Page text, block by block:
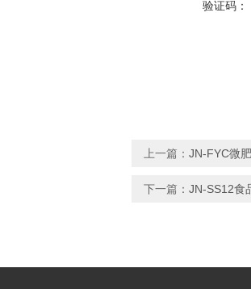
验证码：
上一篇： JN-FYC微
下一篇： JN-SS12食